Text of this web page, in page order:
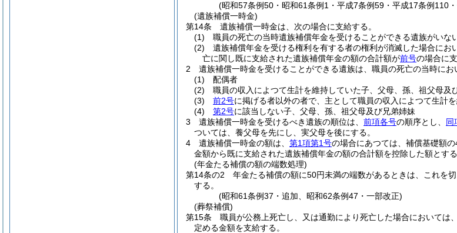
(昭和57条例50・昭和61条例1・平成7条例59・平成17条例110
(遺族補償一時金)
第14条
遺族補償一時金は、次の場合に支給する。
(1)
職員の死亡の当時遺族補償年金を受けることができる遺族がいな
(2)
遺族補償年金を受ける権利を有する者の権利が消滅した場合に
亡に関し既に支給された遺族補償年金の額の合計額が前号の場合に
2
遺族補償一時金を受けることができる遺族は、職員の死亡の当時にお
(1)
配偶者
(2)
職員の収入によつて生計を維持していた子、父母、孫、祖父母及
(3)
前2号に掲げる者以外の者で、主として職員の収入によつて生計
(4)
第2号に該当しない子、父母、孫、祖父母及び兄弟姉妹
3
遺族補償一時金を受けるべき遺族の順位は、 前項各号の順序とし、 同
ついては、養父母を先にし、実父母を後にする。
4
遺族補償一時金の額は、 第1項第1号の場合にあつては、補償基礎額の
金額から既に支給された遺族補償年金の額の合計額を控除した額とする
(年金たる補償の額の端数処理)
第14条の2
年金たる補償の額に50円未満の端数があるときは、これを
する。
(昭和61条例37・追加、昭和62条例47・一部改正)
(葬祭補償)
第15条
職員が公務上死亡し、又は通勤により死亡した場合において
定める金額を支給する。